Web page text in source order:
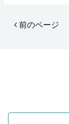
前のページ